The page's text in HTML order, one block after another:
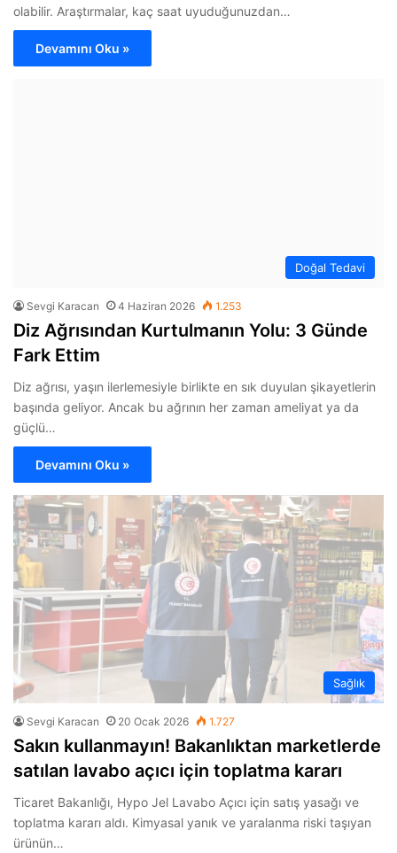
olabilir. Araştırmalar, kaç saat uyuduğunuzdan…
Devamını Oku »
Doğal Tedavi
Sevgi Karacan 4 Haziran 2026 1.253
Diz Ağrısından Kurtulmanın Yolu: 3 Günde
Fark Ettim
Diz ağrısı, yaşın ilerlemesiyle birlikte en sık duyulan şikayetlerin
başında geliyor. Ancak bu ağrının her zaman ameliyat ya da
güçlü…
Devamını Oku »
Sağlık
Sevgi Karacan 20 Ocak 2026 1.727
Sakın kullanmayın! Bakanlıktan marketlerde
satılan lavabo açıcı için toplatma kararı
Ticaret Bakanlığı, Hypo Jel Lavabo Açıcı için satış yasağı ve
toplatma kararı aldı. Kimyasal yanık ve yaralanma riski taşıyan
ürünün…